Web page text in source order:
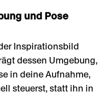
und Pose
Inspirationsbild
dessen Umgebung,
in deine Aufnahme,
steuerst, statt ihn in